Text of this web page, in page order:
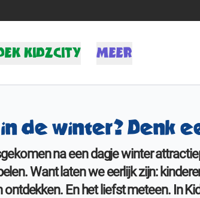
KIDZCITY MEER
Media
Contact
Werken bij KidZcity
Stage bij KidZcity
Actie
de winter? Denk
na een dagje winter
Want laten we eerlijk zijn:
ontdekken. En het liefst meteen. In